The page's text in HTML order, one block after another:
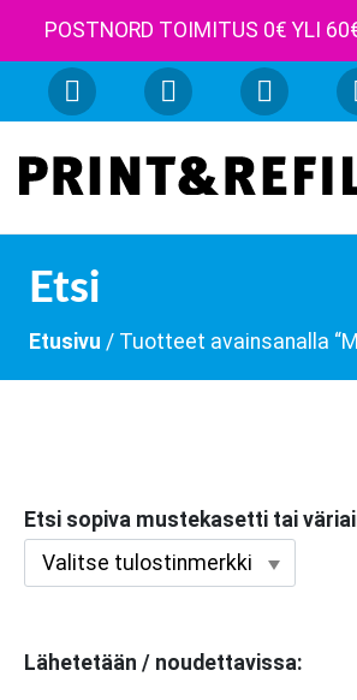
POSTNORD TOIMITUS 0€ YLI
Etsi
Etusivu / Tuotteet avainsanalla
Etsi sopiva mustekasetti tai
Lähetetään / noudettavissa: